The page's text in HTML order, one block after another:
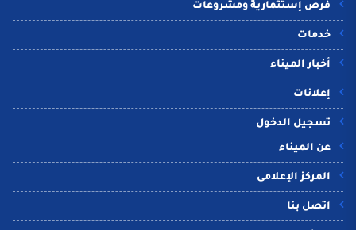
فرص إستثمارية ومشروعات
خدمات
أخبار الميناء
إعلانات
تسجيل الدخول
عن الميناء
المركز الإعلامى
اتصل بنا